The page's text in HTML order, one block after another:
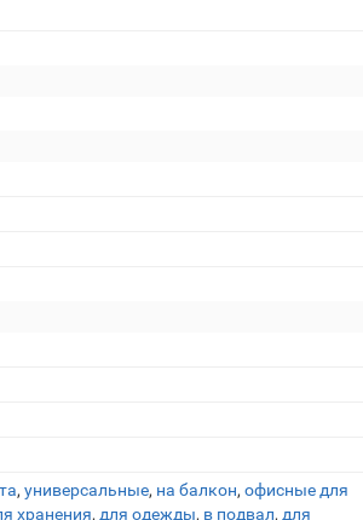
, универсальные, на балкон, офисные для
хранения, для одежды, в подвал, для